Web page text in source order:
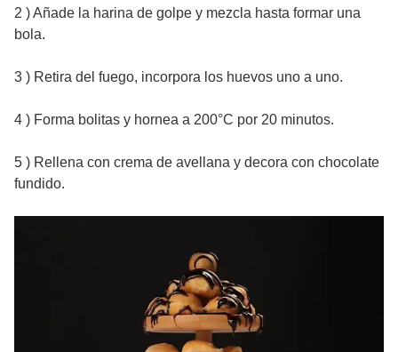
2 ) Añade la harina de golpe y mezcla hasta formar una
bola.
3 ) Retira del fuego, incorpora los huevos uno a uno.
4 ) Forma bolitas y hornea a 200°C por 20 minutos.
5 ) Rellena con crema de avellana y decora con chocolate
fundido.